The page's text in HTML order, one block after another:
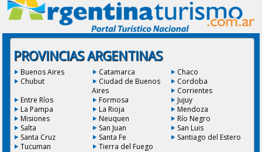
PROVINCIAS ARGENTINAS
Buenos Aires Catamarca
Chaco
Chubut
Ciudad de Buenos
Aires
Cordoba
Corrientes
Entre Ríos
Formosa
Jujuy
La Pampa
La Rioja
Mendoza
Misiones
Neuquen
Río Negro
Salta
San Juan
San Luis
Santa Cruz
Santa Fe
Santiago del Estero
Tucuman
Tierra del Fuego